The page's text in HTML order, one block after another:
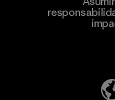
información